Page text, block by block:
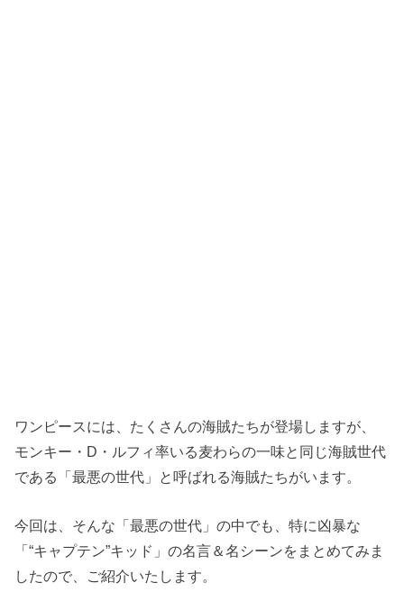
ワンピースには、たくさんの海賊たちが登場しますが、
モンキー・D・ルフィ率いる麦わらの一味と同じ海賊世代
である「最悪の世代」と呼ばれる海賊たちがいます。
今回は、そんな「最悪の世代」の中でも、特に凶暴な
「“キャプテン”キッド」の名言＆名シーンをまとめてみま
したので、ご紹介いたします。